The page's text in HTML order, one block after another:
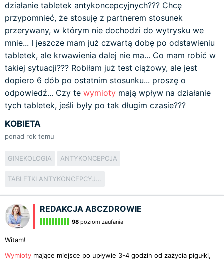
działanie tabletek antykoncepcyjnych??? Chcę
przypomnieć, że stosuję z partnerem stosunek
przerywany, w którym nie dochodzi do wytrysku we
mnie... I jeszcze mam już czwartą dobę po odstawieniu
tabletek, ale krwawienia dalej nie ma... Co mam robić w
takiej sytuacji??? Robiłam już test ciążowy, ale jest
dopiero 6 dób po ostatnim stosunku... proszę o
odpowiedź... Czy te wymioty mają wpływ na działanie
tych tabletek, jeśli były po tak długim czasie???
KOBIETA
ponad rok temu
GINEKOLOGIA ANTYKONCEPCJA
TABLETKI ANTYKONCEPCYJNE
REDAKCJA ABCZDROWIE
98 poziom zaufania
Witam!
Wymioty mające miejsce po upływie 3-4 godzin od zażycia pigułki,